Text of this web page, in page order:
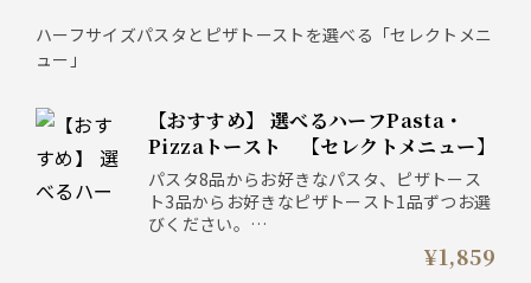
ハーフサイズパスタとピザトーストを選べる「セレクトメニ
ュー」
【おすすめ】 選べるハーフPasta・
Pizzaトースト 【セレクトメニュー】
パスタ8品からお好きなパスタ、ピザトース
ト3品からお好きなピザトースト1品ずつお選
びください。
(北海道クリームのエスプーマ ボロネーゼ・
黒毛和牛のハンバーグパスタ・北海道ストラ
¥1,859